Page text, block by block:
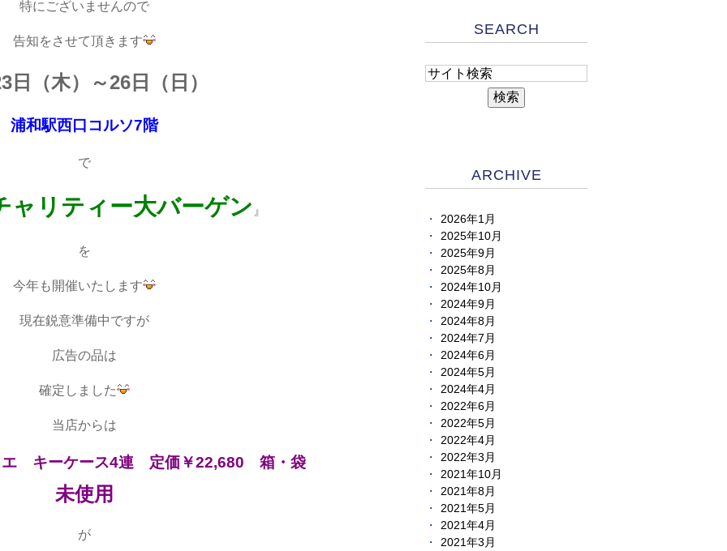
特にございませんので
告知をさせて頂きます
日（木）～26日（日）
浦和駅西口コルソ7階
で
ャリティー大バーゲン 』
を
今年も開催いたします
現在鋭意準備中ですが
広告の品は
確定しました
当店からは
エ キーケース4連 定価￥22,680 箱・袋
未使用
が
SEARCH
ARCHIVE
2026年1月
2025年10月
2025年9月
2025年8月
2024年10月
2024年9月
2024年8月
2024年7月
2024年6月
2024年5月
2024年4月
2022年6月
2022年5月
2022年4月
2022年3月
2021年10月
2021年8月
2021年5月
2021年4月
2021年3月